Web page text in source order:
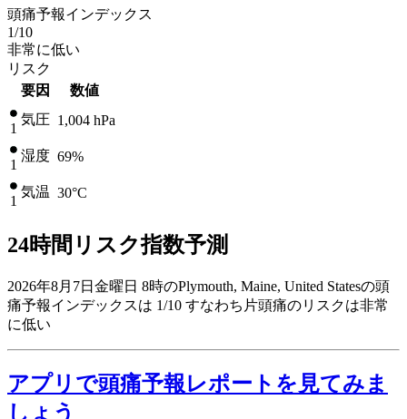
頭痛予報インデックス
1/10
非常に低い
リスク
要因
数値
1
気圧 1,004 hPa
1
湿度 69%
1
気温 30°C
24時間リスク指数予測
2026年8月7日金曜日 8時のPlymouth, Maine, United Statesの頭
痛予報インデックスは 1/10 すなわち片頭痛のリスクは非常
に低い
アプリで頭痛予報レポートを見てみま
しょう